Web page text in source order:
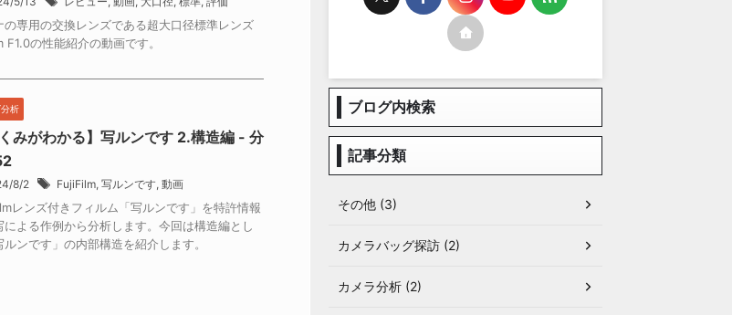
の専用の交換レンズである超大口径標準レンズ
F1.0の性能紹介の動画です。
析
くみがわかる】写ルンです 2.構造編 - 分
8/2 FujiFilm, 写ルンです, 動画
レンズ付きフィルム「写ルンです」を特許情報
による作例から分析します。今回は構造編とし
ルンです」の内部構造を紹介します。
ブログ内検索
記事分類
その他 (3)
カメラバッグ探訪 (2)
カメラ分析 (2)